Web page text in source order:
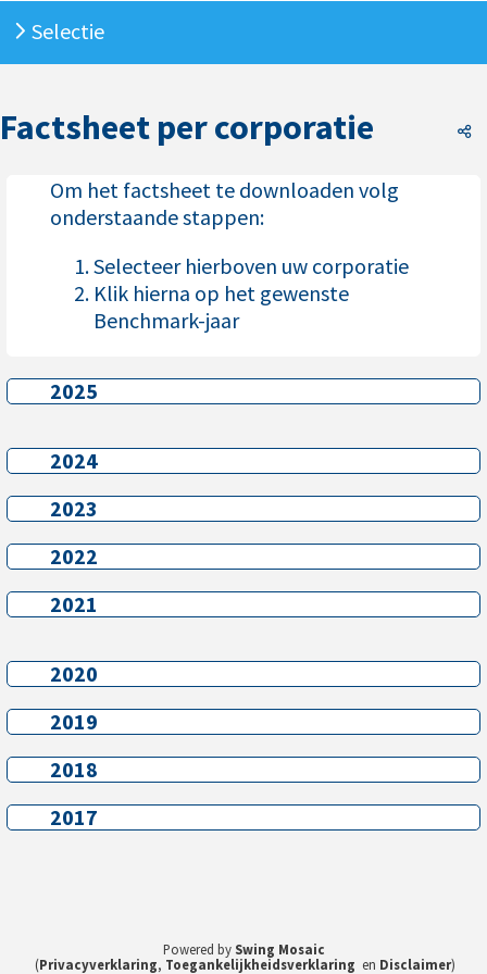
Selectie
Factsheet per corporatie
Om het factsheet te downloaden volg
onderstaande stappen:
Selecteer hierboven uw corporatie
Klik hierna op het gewenste
Benchmark-jaar
2025
2025
2024
2024
2023
2023
2022
2022
2021
2021
2020
2020
2019
2019
2018
2018
2017
2017
Powered by Swing Mosaic
(Privacyverklaring, Toegankelijkheidsverklaring en Disclaimer)